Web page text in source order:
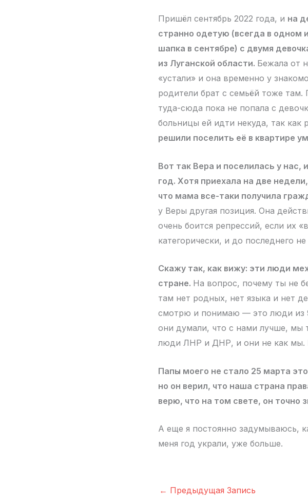
Пришёл сентябрь 2022 года, и на
странно одетую (всегда в одном
шапка в сентябре) с двумя
из Луганской области. Бежала от
«устали» и она временно у
родители брат с семьёй тоже там.
туда-сюда пока не попала с
больницы ей идти некуда, так как
решили поселить её в квартире
Вот так Вера и поселилась у
год. Хотя приехала на две
что мама все-таки получила
у Веры другая позиция. Она
очень боится репрессий, если их
категорически, и до последнего
Скажу так, как вижу: эти люди
стране. На вопрос, почему ты не
там нет родных, нет языка и нет
смотрю и понимаю — это люди из
они думали, что с нами лучше, мы
люди ЛНР и ДНР, и они не как мы.
Папы моего не стало 25 марта
но он верил, что наша страна
верю, что на том свете, он точно
А еще я постоянно задумываюсь,
меня год украли, уже больше.
← Предыдущая Запись